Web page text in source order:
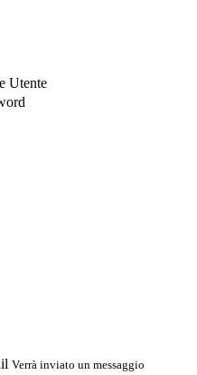
Utente
Verrà inviato un messaggio